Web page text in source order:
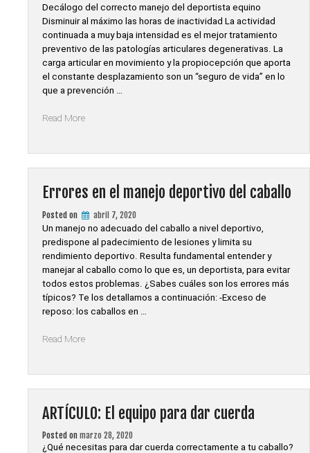
Decálogo del correcto manejo del deportista equino
Disminuir al máximo las horas de inactividad La actividad
continuada a muy baja intensidad es el mejor tratamiento
preventivo de las patologías articulares degenerativas. La
carga articular en movimiento y la propiocepción que aporta
el constante desplazamiento son un “seguro de vida” en lo
que a prevención …
Read More«DECÁLOGO
DEPORTISTA
EQUINO»
Errores en el manejo deportivo del caballo
Posted on
abril 7, 2020
Un manejo no adecuado del caballo a nivel deportivo,
predispone al padecimiento de lesiones y limita su
rendimiento deportivo. Resulta fundamental entender y
manejar al caballo como lo que es, un deportista, para evitar
todos estos problemas. ¿Sabes cuáles son los errores más
típicos? Te los detallamos a continuación: -Exceso de
reposo: los caballos en …
Read More«Errores
del
caballo»
ARTÍCULO: El equipo para dar cuerda
Posted on marzo 28, 2020
¿Qué necesitas para dar cuerda correctamente a tu caballo?